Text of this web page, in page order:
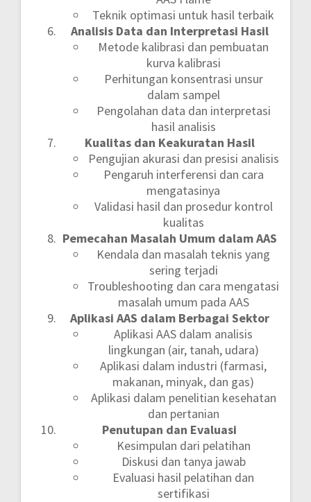
Teknik optimasi untuk hasil terbaik
Analisis Data dan Interpretasi Hasil
Metode kalibrasi dan pembuatan
kurva kalibrasi
Perhitungan konsentrasi unsur
dalam sampel
Pengolahan data dan interpretasi
hasil analisis
Kualitas dan Keakuratan Hasil
Pengujian akurasi dan presisi analisis
Pengaruh interferensi dan cara
mengatasinya
Validasi hasil dan prosedur kontrol
kualitas
Pemecahan Masalah Umum dalam AAS
Kendala dan masalah teknis yang
sering terjadi
Troubleshooting dan cara mengatasi
masalah umum pada AAS
Aplikasi AAS dalam Berbagai Sektor
Aplikasi AAS dalam analisis
lingkungan (air, tanah, udara)
Aplikasi dalam industri (farmasi,
makanan, minyak, dan gas)
Aplikasi dalam penelitian kesehatan
dan pertanian
Penutupan dan Evaluasi
Kesimpulan dari pelatihan
Diskusi dan tanya jawab
Evaluasi hasil pelatihan dan
sertifikasi